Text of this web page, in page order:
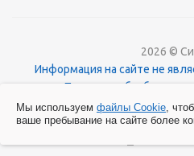
2026 ©
Информация на сайте не
Политика обработки
О файлах
Мы используем файлы Cookie,
ваше пребывание на сайте более